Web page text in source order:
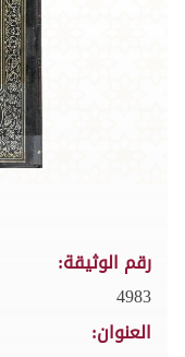
رقم الوثيقة:
4983
العنوان: